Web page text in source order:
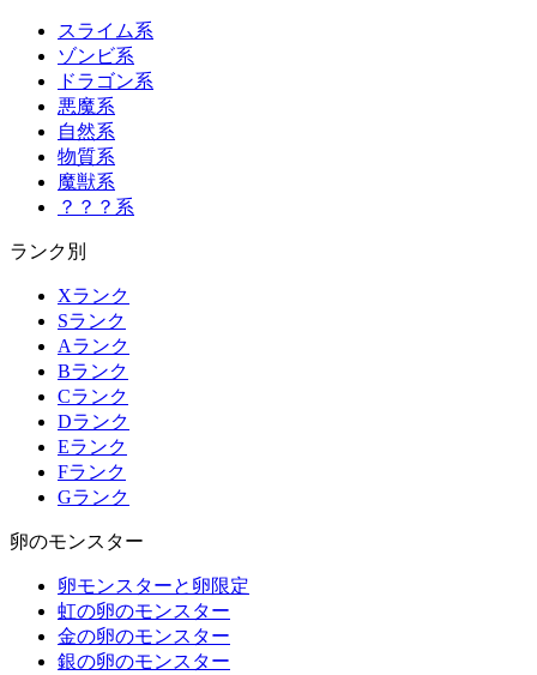
スライム系
ゾンビ系
ドラゴン系
悪魔系
自然系
物質系
魔獣系
？？？系
ランク別
Xランク
Sランク
Aランク
Bランク
Cランク
Dランク
Eランク
Fランク
Gランク
卵のモンスター
卵モンスターと卵限定
虹の卵のモンスター
金の卵のモンスター
銀の卵のモンスター